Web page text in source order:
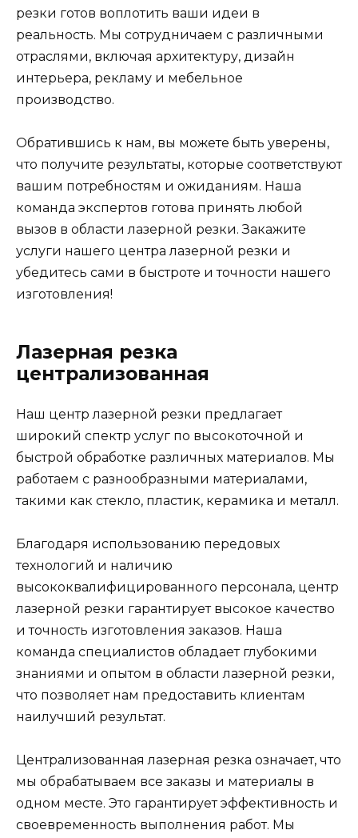
резки готов воплотить ваши идеи в
реальность. Мы сотрудничаем с различными
отраслями, включая архитектуру, дизайн
интерьера, рекламу и мебельное
производство.
Обратившись к нам, вы можете быть уверены,
что получите результаты, которые соответствуют
вашим потребностям и ожиданиям. Наша
команда экспертов готова принять любой
вызов в области лазерной резки. Закажите
услуги нашего центра лазерной резки и
убедитесь сами в быстроте и точности нашего
изготовления!
Лазерная резка
централизованная
Наш центр лазерной резки предлагает
широкий спектр услуг по высокоточной и
быстрой обработке различных материалов. Мы
работаем с разнообразными материалами,
такими как стекло, пластик, керамика и металл.
Благодаря использованию передовых
технологий и наличию
высококвалифицированного персонала, центр
лазерной резки гарантирует высокое качество
и точность изготовления заказов. Наша
команда специалистов обладает глубокими
знаниями и опытом в области лазерной резки,
что позволяет нам предоставить клиентам
наилучший результат.
Централизованная лазерная резка означает, что
мы обрабатываем все заказы и материалы в
одном месте. Это гарантирует эффективность и
своевременность выполнения работ. Мы